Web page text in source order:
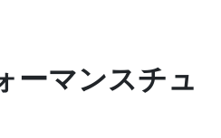
ーマンスチュ